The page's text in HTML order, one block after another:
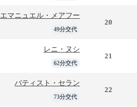
エマニュエル・メアフー
49分交代
20
レニ・ヌシ
62分交代
21
バティスト・セラン
73分交代
22